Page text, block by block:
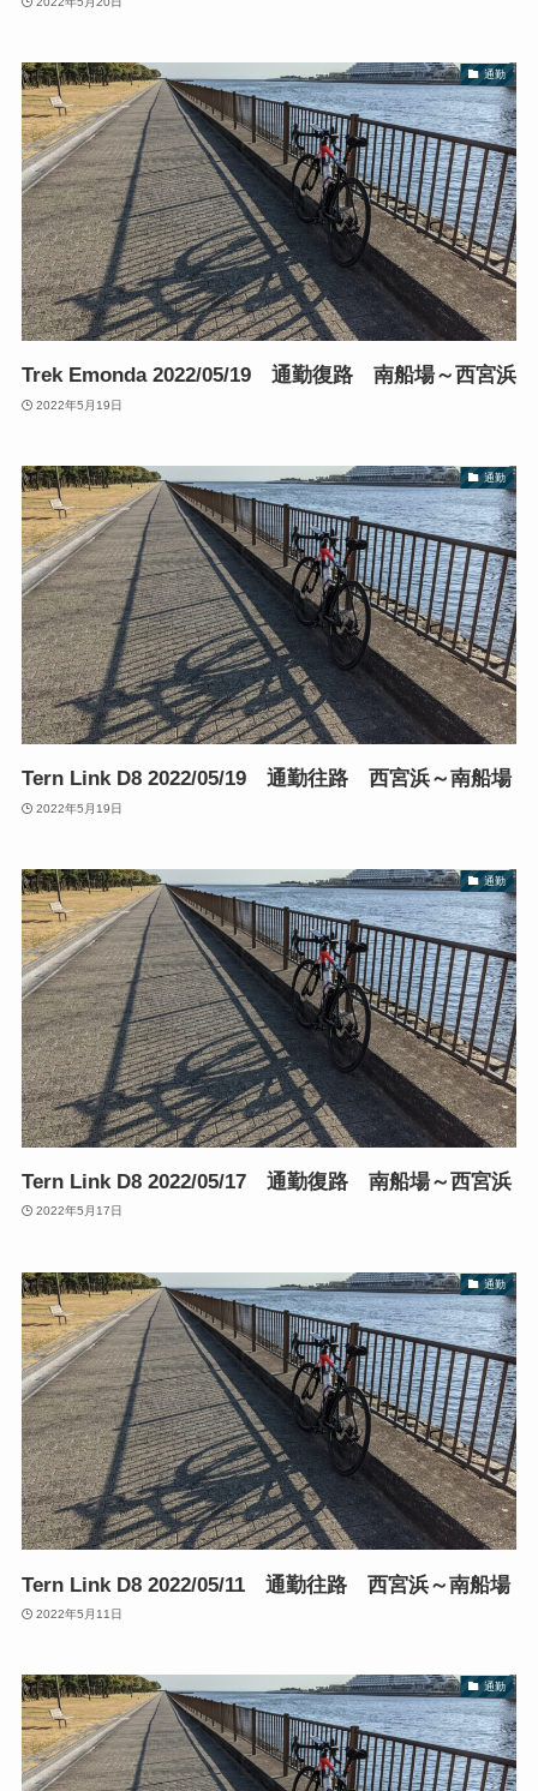
通勤
Trek Emonda 2022/05/19 通勤復路 南船場～西宮浜
2022年5月19日
通勤
Tern Link D8 2022/05/19 通勤往路 西宮浜～南船場
2022年5月19日
通勤
Tern Link D8 2022/05/17 通勤復路 南船場～西宮浜
2022年5月17日
通勤
Tern Link D8 2022/05/11 通勤往路 西宮浜～南船場
2022年5月11日
通勤